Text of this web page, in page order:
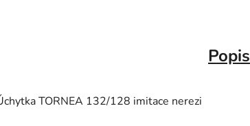
Popis
TORNEA 132/128 imitace nerezi